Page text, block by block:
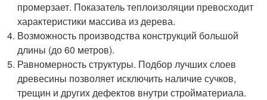
промерзает. Показатель теплоизоляции превосходит
характеристики массива из дерева.
Возможность производства конструкций большой
длины (до 60 метров).
Равномерность структуры. Подбор лучших слоев
древесины позволяет исключить наличие сучков,
трещин и других дефектов внутри стройматериала.